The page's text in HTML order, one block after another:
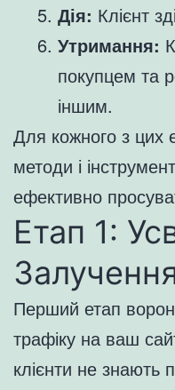
Дія: Клієнт
Утримання:
покупцем та
іншим.
Для кожного з цих
методи і
ефективно
Етап 1:
Перший етап
трафіку на ваш
клієнти не знають